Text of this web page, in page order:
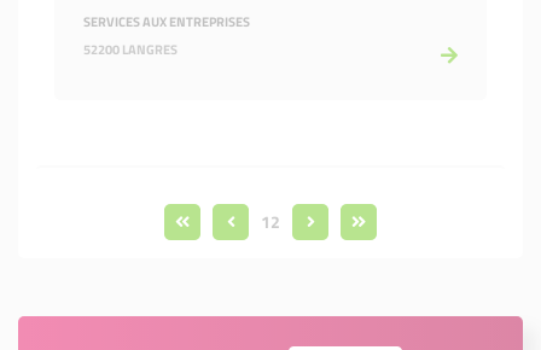
SERVICES AUX ENTREPRISES
52200 LANGRES
12